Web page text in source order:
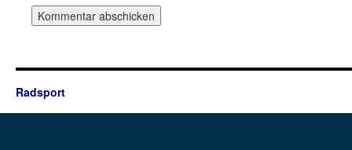
Radsport